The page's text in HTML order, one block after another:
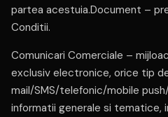
partea acestuia.Document –
Conditii.
Comunicari Comerciale –
exclusiv electronice, orice tip
mail/SMS/telefonic/mobile
informatii generale si tematice,